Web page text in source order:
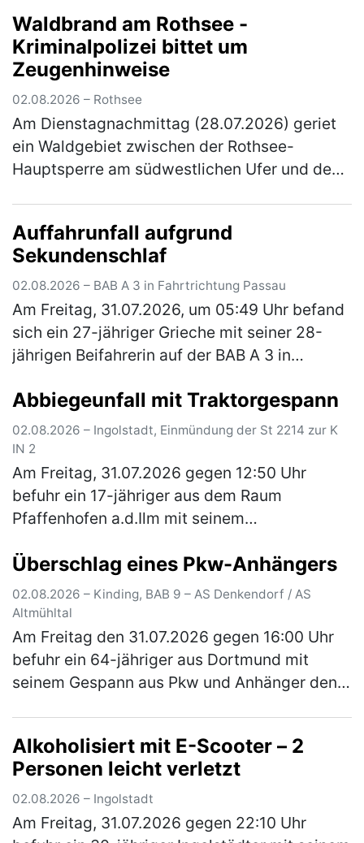
Rastanlage Feucht Ost einer Ko…
Waldbrand am Rothsee -
Kriminalpolizei bittet um
Zeugenhinweise
02.08.2026 – Rothsee
Am Dienstagnachmittag (28.07.2026) geriet
ein Waldgebiet zwischen der Rothsee-
Hauptsperre am südwestlichen Ufer und dem
Ermittlungen zu… (mehr)
Auffahrunfall aufgrund
Sekundenschlaf
02.08.2026 – BAB A 3 in Fahrtrichtung Passau
Am Freitag, 31.07.2026, um 05:49 Uhr befand
sich ein 27-jähriger Grieche mit seiner 28-
jährigen Beifahrerin auf der BAB A 3 in
der Anschlussstelle Wörth-O…(mehr)
Abbiegeunfall mit Traktorgespann
02.08.2026 – Ingolstadt, Einmündung der St 2214 zur K
IN 2
Am Freitag, 31.07.2026 gegen 12:50 Uhr
befuhr ein 17-jähriger aus dem Raum
Pfaffenhofen a.d.Ilm mit seinem
und zwei Anhänger, die Staatsstraße 2214
von Irgert…(mehr)
Überschlag eines Pkw-Anhängers
02.08.2026 – Kinding, BAB 9 – AS Denkendorf / AS
Altmühltal
Am Freitag den 31.07.2026 gegen 16:00 Uhr
befuhr ein 64-jähriger aus Dortmund mit
seinem Gespann aus Pkw und Anhänger den
Alkoholisiert mit E-Scooter – 2
Personen leicht verletzt
02.08.2026 – Ingolstadt
Am Freitag, 31.07.2026 gegen 22:10 Uhr